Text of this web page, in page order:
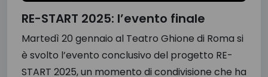
RE-START 2025: l’evento finale
Martedì 20 gennaio al Teatro Ghione di Roma si
è svolto l’evento conclusivo del progetto RE-
START 2025, un momento di condivisione che ha